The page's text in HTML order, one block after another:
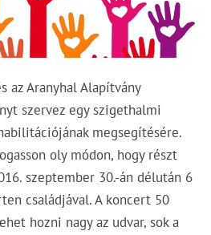
az Aranyhal Alapítvány
szervez egy szigethalmi
megsegítésére.
oly módon, hogy részt
szeptember 30.-án délután 6
családjával. A koncert 50
hozni nagy az udvar, sok a